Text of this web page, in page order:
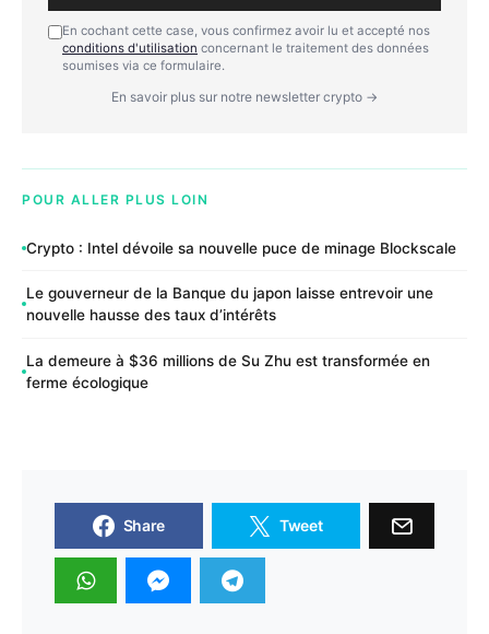
En cochant cette case, vous confirmez avoir lu et accepté nos
conditions d'utilisation concernant le traitement des données
soumises via ce formulaire.
En savoir plus sur notre newsletter crypto →
POUR ALLER PLUS LOIN
Crypto : Intel dévoile sa nouvelle puce de minage Blockscale
Le gouverneur de la Banque du japon laisse entrevoir une
nouvelle hausse des taux d’intérêts
La demeure à $36 millions de Su Zhu est transformée en
ferme écologique
Share Tweet